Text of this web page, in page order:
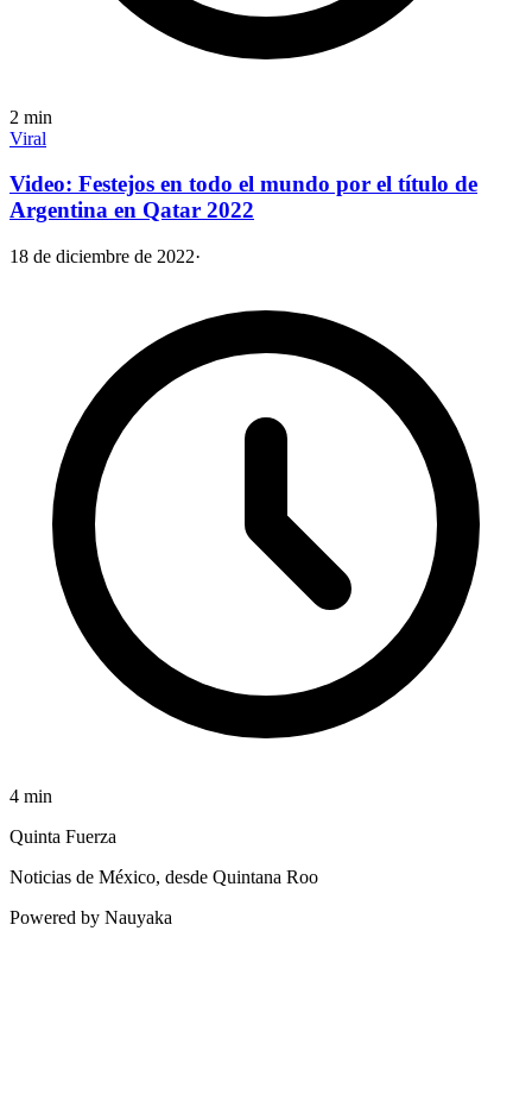
2 min
Viral
Video: Festejos en todo el mundo por el título de
Argentina en Qatar 2022
18 de diciembre de 2022·
4 min
Quinta Fuerza
Noticias de México, desde Quintana Roo
Powered by Nauyaka